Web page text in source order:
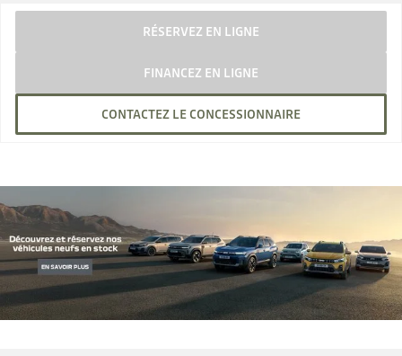
RÉSERVEZ EN LIGNE
FINANCEZ EN LIGNE
CONTACTEZ LE CONCESSIONNAIRE